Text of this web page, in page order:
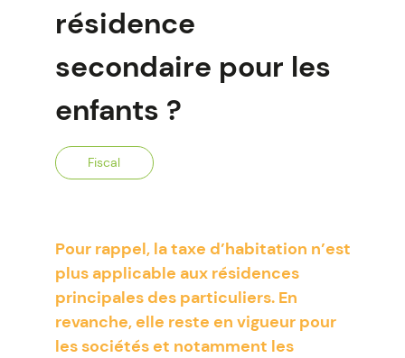
résidence
secondaire pour les
enfants ?
Fiscal
Pour rappel, la taxe d’habitation n’est
plus applicable aux résidences
principales des particuliers. En
revanche, elle reste en vigueur pour
les sociétés et notamment les